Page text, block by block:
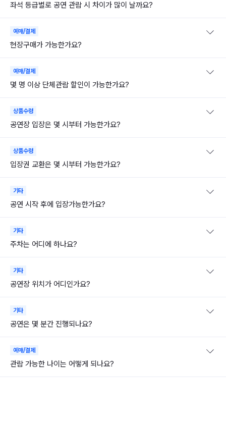
좌석 등급별로 공연 관람 시 차이가 많이 날까요?
예매/결제
현장구매가 가능한가요?
예매/결제
몇 명 이상 단체관람 할인이 가능한가요?
상품수령
공연장 입장은 몇 시부터 가능한가요?
상품수령
입장권 교환은 몇 시부터 가능한가요?
기타
공연 시작 후에 입장가능한가요?
기타
주차는 어디에 하나요?
기타
공연장 위치가 어디인가요?
기타
공연은 몇 분간 진행되나요?
예매/결제
관람 가능한 나이는 어떻게 되나요?